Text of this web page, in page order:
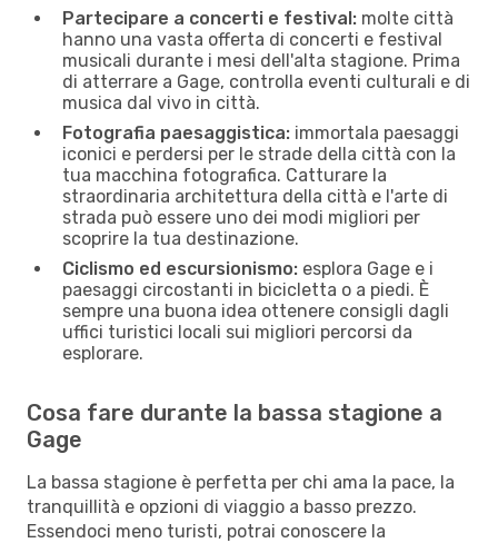
Partecipare a concerti e festival: molte città
hanno una vasta offerta di concerti e festival
musicali durante i mesi dell'alta stagione. Prima
di atterrare a Gage, controlla eventi culturali e di
musica dal vivo in città.
Fotografia paesaggistica: immortala paesaggi
iconici e perdersi per le strade della città con la
tua macchina fotografica. Catturare la
straordinaria architettura della città e l'arte di
strada può essere uno dei modi migliori per
scoprire la tua destinazione.
Ciclismo ed escursionismo: esplora Gage e i
paesaggi circostanti in bicicletta o a piedi. È
sempre una buona idea ottenere consigli dagli
uffici turistici locali sui migliori percorsi da
esplorare.
Cosa fare durante la bassa stagione a
Gage
La bassa stagione è perfetta per chi ama la pace, la
tranquillità e opzioni di viaggio a basso prezzo.
Essendoci meno turisti, potrai conoscere la